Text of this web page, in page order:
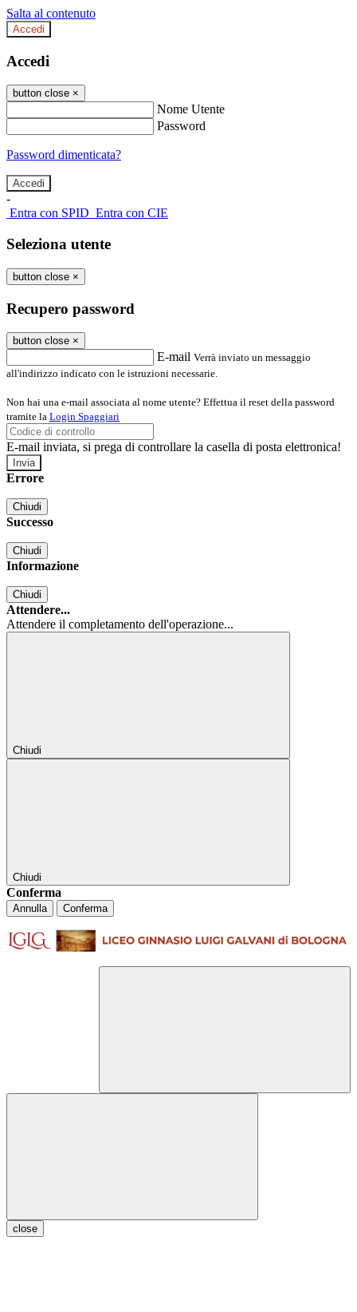
Salta al contenuto
Accedi
Accedi
button close ×
Nome Utente
Password
Password dimenticata?
-
Entra con SPID Entra con CIE
Seleziona utente
button close ×
Recupero password
button close ×
E-mail Verrà inviato un messaggio
all'indirizzo indicato con le istruzioni necessarie.
Non hai una e-mail associata al nome utente? Effettua il reset della password
tramite la Login Spaggiari
E-mail inviata, si prega di controllare la casella di posta elettronica!
Errore
Chiudi
Successo
Chiudi
Informazione
Chiudi
Attendere...
Attendere il completamento dell'operazione...
Chiudi
Chiudi
Conferma
Annulla Conferma
close